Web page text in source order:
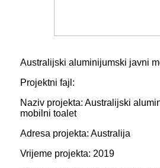
Australijski aluminijumski javni
Projektni fajl:
Naziv projekta: Australijski
mobilni toalet
Adresa projekta: Australija
Vrijeme projekta: 2019